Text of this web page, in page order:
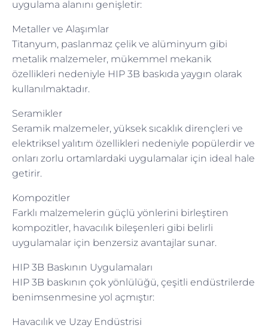
uygulama alanını genişletir:
Metaller ve Alaşımlar
Titanyum, paslanmaz çelik ve alüminyum gibi
metalik malzemeler, mükemmel mekanik
özellikleri nedeniyle HIP 3B baskıda yaygın olarak
kullanılmaktadır.
Seramikler
Seramik malzemeler, yüksek sıcaklık dirençleri ve
elektriksel yalıtım özellikleri nedeniyle popülerdir ve
onları zorlu ortamlardaki uygulamalar için ideal hale
getirir.
Kompozitler
Farklı malzemelerin güçlü yönlerini birleştiren
kompozitler, havacılık bileşenleri gibi belirli
uygulamalar için benzersiz avantajlar sunar.
HIP 3B Baskının Uygulamaları
HIP 3B baskının çok yönlülüğü, çeşitli endüstrilerde
benimsenmesine yol açmıştır:
Havacılık ve Uzay Endüstrisi